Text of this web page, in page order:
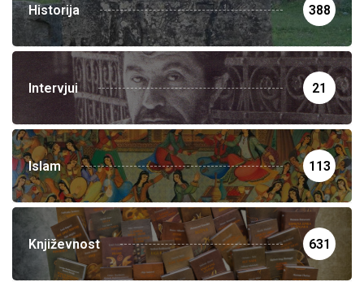
Historija 388
Intervjui 21
Islam 113
Književnost 631